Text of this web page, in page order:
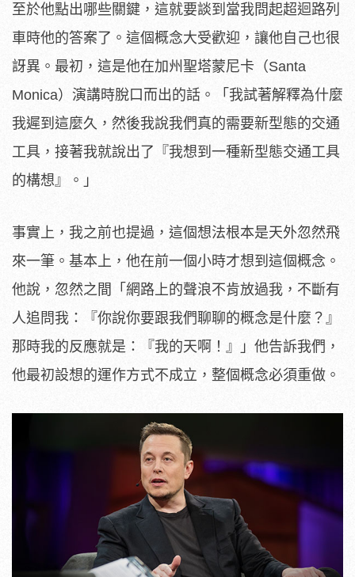
至於他點出哪些關鍵，這就要談到當我問起超迴路列
車時他的答案了。這個概念大受歡迎，讓他自己也很
訝異。最初，這是他在加州聖塔蒙尼卡（Santa
Monica）演講時脫口而出的話。「我試著解釋為什麼
我遲到這麼久，然後我說我們真的需要新型態的交通
工具，接著我就說出了『我想到一種新型態交通工具
的構想』。」
事實上，我之前也提過，這個想法根本是天外忽然飛
來一筆。基本上，他在前一個小時才想到這個概念。
他說，忽然之間「網路上的聲浪不肯放過我，不斷有
人追問我：『你說你要跟我們聊聊的概念是什麼？』
那時我的反應就是：『我的天啊！』」他告訴我們，
他最初設想的運作方式不成立，整個概念必須重做。